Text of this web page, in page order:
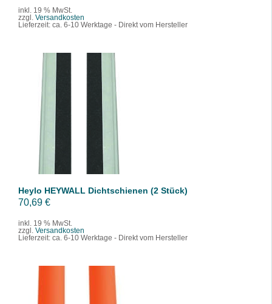
inkl. 19 % MwSt.
zzgl. Versandkosten
Lieferzeit: ca. 6-10 Werktage - Direkt vom Hersteller
IN DEN WARENKORB
DETAILS
Heylo HEYWALL Dichtschienen (2 Stück)
70,69 €
inkl. 19 % MwSt.
zzgl. Versandkosten
Lieferzeit: ca. 6-10 Werktage - Direkt vom Hersteller